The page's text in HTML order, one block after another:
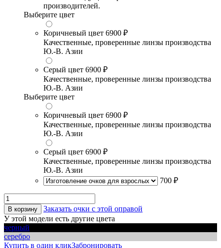
производителей.
Выберите цвет
Коричневый цвет 6900 ₽
Качественные, проверенные линзы производства
Ю.-В. Азии
Серый цвет 6900 ₽
Качественные, проверенные линзы производства
Ю.-В. Азии
Выберите цвет
Коричневый цвет 6900 ₽
Качественные, проверенные линзы производства
Ю.-В. Азии
Серый цвет 6900 ₽
Качественные, проверенные линзы производства
Ю.-В. Азии
700 ₽
В корзину
Заказать очки с этой оправой
У этой модели есть другие цвета
черный
серебро
Купить в один кликЗабронировать